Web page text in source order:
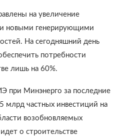
на увеличение
новыми генерирующими
На сегодняшний день
потребности
лишь на 60%.
при Минэнерго за последние
млрд частных инвестиций на
возобновляемых
о строительстве